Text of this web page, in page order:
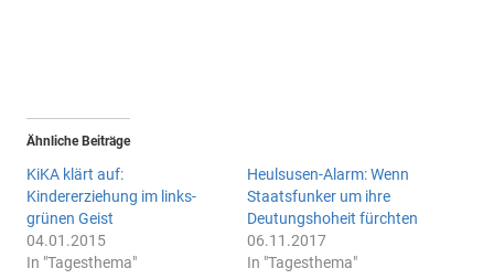
Ähnliche Beiträge
KiKA klärt auf:
Kindererziehung im links-
grünen Geist
04.01.2015
In "Tagesthema"
Heulsusen-Alarm: Wenn
Staatsfunker um ihre
Deutungshoheit fürchten
06.11.2017
In "Tagesthema"